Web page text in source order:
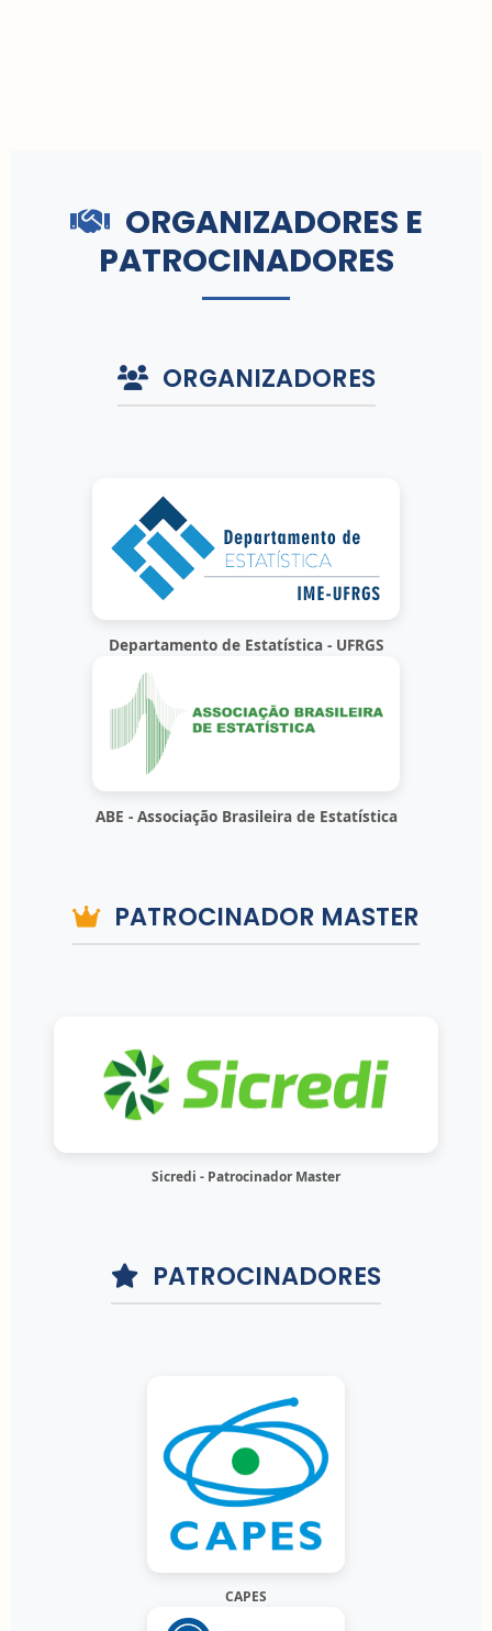
ORGANIZADORES E
PATROCINADORES
ORGANIZADORES
Departamento de Estatística - UFRGS
ABE - Associação Brasileira de Estatística
PATROCINADOR MASTER
Sicredi - Patrocinador Master
PATROCINADORES
CAPES